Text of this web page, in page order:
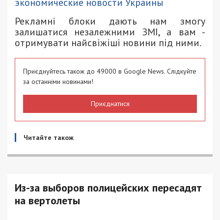
Рекламні блоки дають нам змогу
залишатися незалежними ЗМІ, а вам -
отримувати найсвіжіші новини під ними.
Приєднуйтесь також до 49000 в Google News. Слідкуйте
за останніми новинами!
Приєднатися
Читайте також
Из-за выборов полицейских пересадят
на вертолеты